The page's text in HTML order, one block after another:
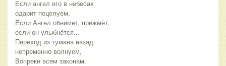
Если ангел его в небесах
одарит поцелуем,
Если Ангел обнимет, прижмёт,
если он улыбнётся...
Переход из тумана назад
непременно волнуем,
Вопреки всем законам,